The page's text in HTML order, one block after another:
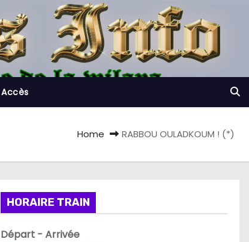
Accès
Home RABBOU OULADKOUM ! (*)
HORAIRE TRAIN
Départ - Arrivée